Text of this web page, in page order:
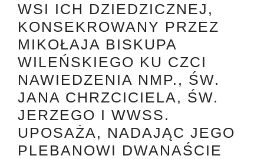
WSI ICH DZIEDZICZNEJ,
KONSEKROWANY PRZEZ
MIKOŁAJA BISKUPA
WILEŃSKIEGO KU CZCI
NAWIEDZENIA NMP., ŚW.
JANA CHRZCICIELA, ŚW.
JERZEGO I WWSS.
UPOSAŻA, NADAJĄC JEGO
PLEBANOWI DWANAŚCIE